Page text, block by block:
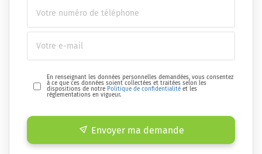
En renseignant les données personnelles demandées, vous consentez
à ce que ces données soient collectées et traitées selon les
dispositions de notre Politique de confidentialité et les
réglementations en vigueur.
Envoyer ma demande